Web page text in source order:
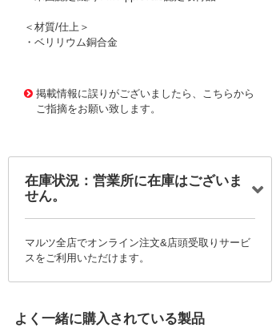
＜材質/仕上＞
・ベリリウム銅合金
掲載情報に誤りがございましたら、こちらから
ご指摘をお願い致します。
在庫状況：営業所に在庫はございま
せん。
マルツ全店でオンライン注文&店頭受取りサービ
スをご利用いただけます。
よく一緒に購入されている製品